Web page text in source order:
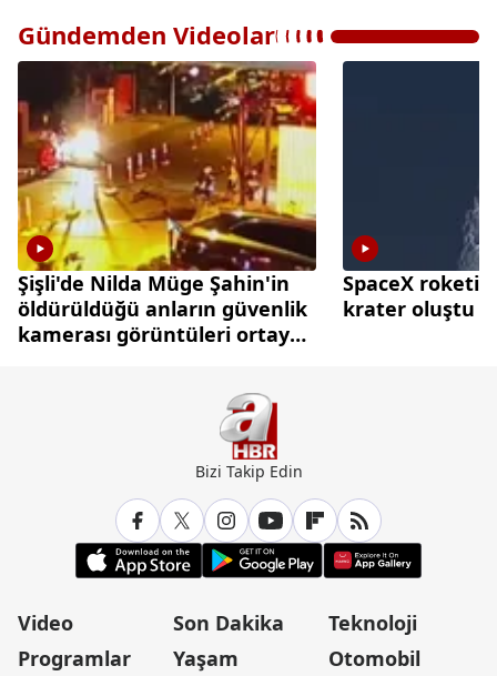
Gündemden Videolar
Şişli'de Nilda Müge Şahin'in
öldürüldüğü anların güvenlik
kamerası görüntüleri ortaya
SpaceX roketi
krater oluştu
Bizi Takip Edin
Video
Programlar
Son Dakika
Yaşam
Teknoloji
Otomobil